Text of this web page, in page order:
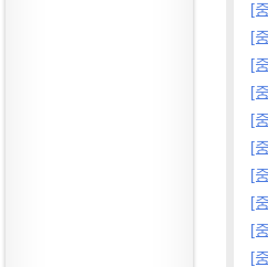
[
[
[
[
[
[
[
[
[
[